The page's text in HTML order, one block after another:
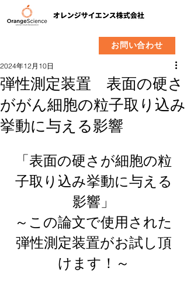
お問い合わせ
弾性測定装置 表面の硬さ
ががん細胞の粒子取り込み
挙動に与える影響
2024年12月10日
「表面の硬さが細胞の粒
子取り込み挙動に与える
影響」
～この論文で使用された
弾性測定装置がお試し頂
けます！～